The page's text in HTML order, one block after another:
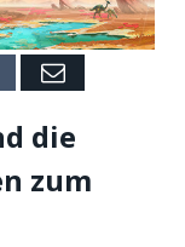
Email
die
zum